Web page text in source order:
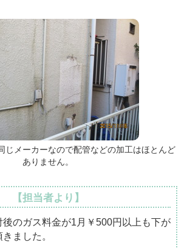
メーカーなので配管などの加工はほとんど
ありません。
【担当者より】
後のガス料金が1月￥500円以上も下が
ました。